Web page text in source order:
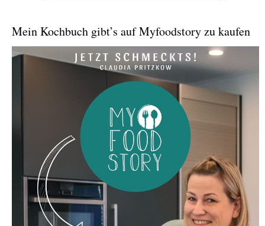
Mein Kochbuch gibt’s auf Myfoodstory zu kaufen